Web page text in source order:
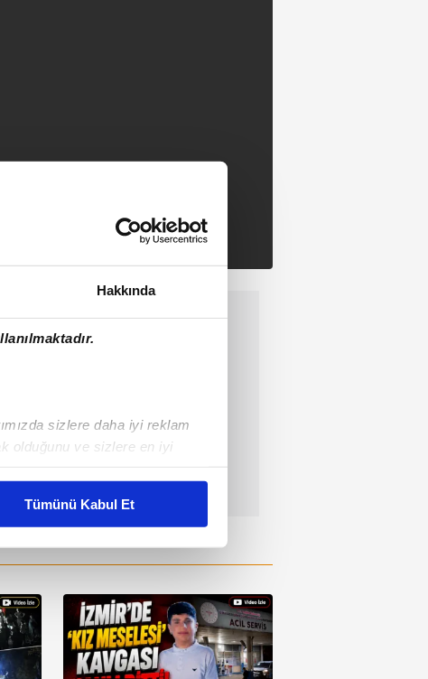
Hakkında
sizlere daha iyi reklam
olduğunu ve sizlere en iyi
hizmetlerinin sunulması
ve sizlere yönelik
Tümünü Kabul Et